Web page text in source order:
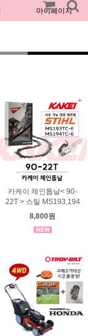
마이페이지
카케이 체인톱날< 90-
22T > 스틸 MS193,194
8,800원